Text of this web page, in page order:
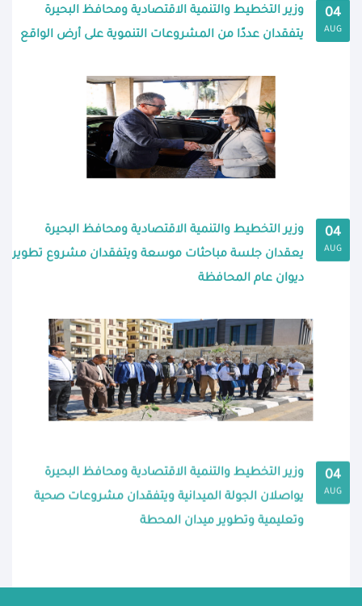
04
AUG
وزير التخطيط والتنمية الاقتصادية ومحافظ البحيرة
يتفقدان عددًا من المشروعات التنموية على أرض الواقع
04
AUG
وزير التخطيط والتنمية الاقتصادية ومحافظ البحيرة
يعقدان جلسة مباحثات موسعة ويتفقدان مشروع تطوير
ديوان عام المحافظة
04
AUG
وزير التخطيط والتنمية الاقتصادية ومحافظ البحيرة
يواصلان الجولة الميدانية ويتفقدان مشروعات صحية
وتعليمية وتطوير ميدان المحطة